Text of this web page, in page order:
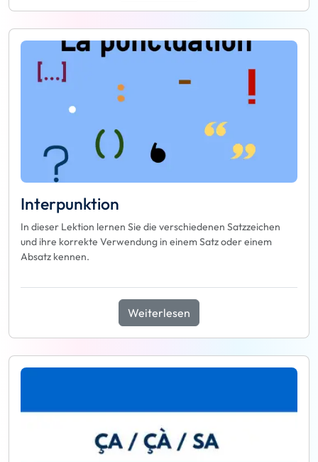
Interpunktion
In dieser Lektion lernen Sie die verschiedenen Satzzeichen
und ihre korrekte Verwendung in einem Satz oder einem
Absatz kennen.
Weiterlesen